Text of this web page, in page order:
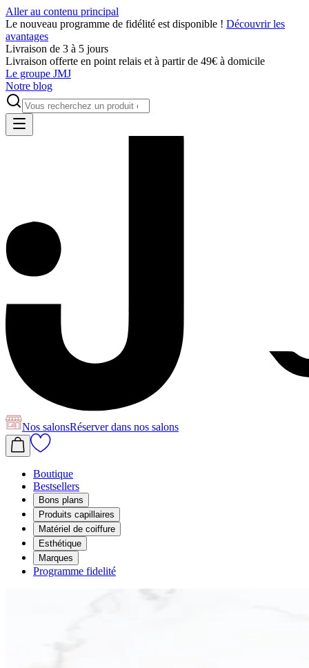
Aller au contenu principal
Le nouveau programme de fidélité est disponible ! Découvrir les
avantages
Livraison de 3 à 5 jours
Livraison offerte en point relais et à partir de 49€ à domicile
Le groupe JMJ
Notre blog
Nos salonsRéserverdans nos salons
Boutique
Bestsellers
Bons plans
Produits capillaires
Matériel de coiffure
Esthétique
Marques
Programme fidelité